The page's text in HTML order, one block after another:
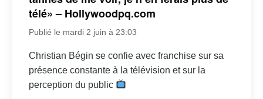
télé» – Hollywoodpq.com
Publié le mardi 2 juin à 23:03
Christian Bégin se confie avec franchise sur sa
présence constante à la télévision et sur la
perception du public